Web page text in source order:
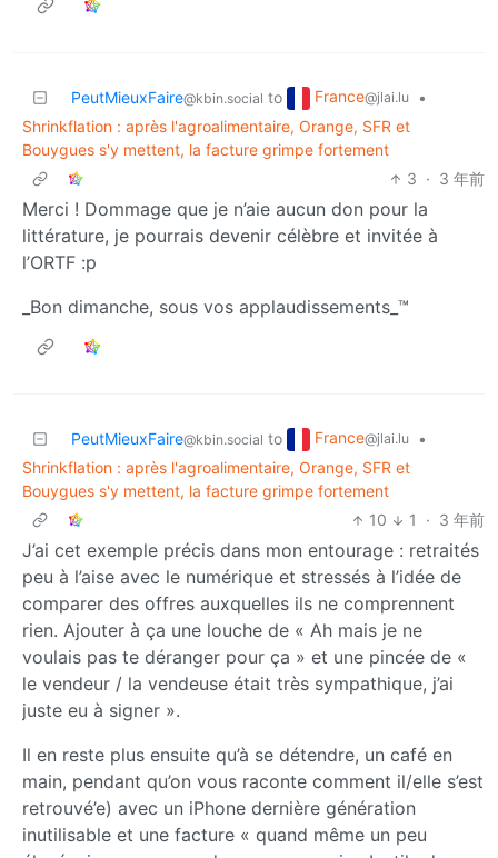
PeutMieuxFaire@kbin.social to France@jlai.lu
•
Shrinkflation : après l'agroalimentaire, Orange, SFR et
Bouygues s'y mettent, la facture grimpe fortement
3 · 3 年前
Merci ! Dommage que je n’aie aucun don pour la
littérature, je pourrais devenir célèbre et invitée à
l’ORTF :p
_Bon dimanche, sous vos applaudissements_™
PeutMieuxFaire@kbin.social to France@jlai.lu
•
Shrinkflation : après l'agroalimentaire, Orange, SFR et
Bouygues s'y mettent, la facture grimpe fortement
10
1 · 3 年前
J’ai cet exemple précis dans mon entourage : retraités
peu à l’aise avec le numérique et stressés à l’idée de
comparer des offres auxquelles ils ne comprennent
rien. Ajouter à ça une louche de « Ah mais je ne
voulais pas te déranger pour ça » et une pincée de «
le vendeur / la vendeuse était très sympathique, j’ai
juste eu à signer ».
Il en reste plus ensuite qu’à se détendre, un café en
main, pendant qu’on vous raconte comment il/elle s’est
retrouvé’e) avec un iPhone dernière génération
inutilisable et une facture « quand même un peu